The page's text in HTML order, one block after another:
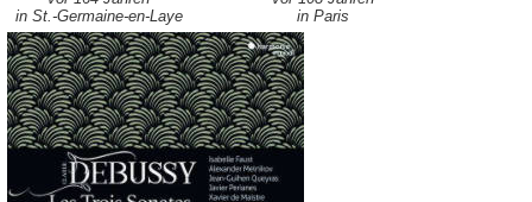
in St.-Germaine-en-Laye
in Paris